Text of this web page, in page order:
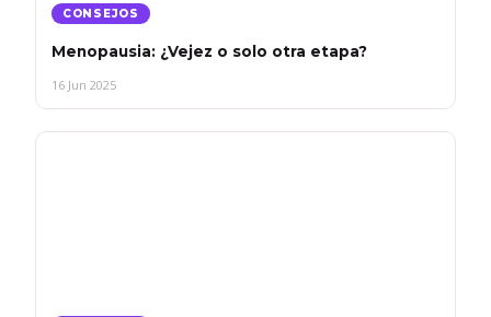
CONSEJOS
Menopausia: ¿Vejez o solo otra etapa?
16 Jun 2025